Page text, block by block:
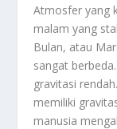
Atmosfer yang
malam yang
Bulan, atau
sangat
gravitasi
memiliki
manusia